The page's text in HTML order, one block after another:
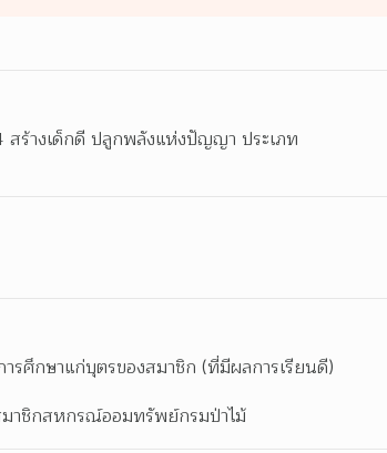
สร้างเด็กดี ปลูกพลังแห่งปัญญา ประเภท
ศึกษาแก่บุตรของสมาชิก (ที่มีผลการเรียนดี)
มาชิกสหกรณ์ออมทรัพย์กรมป่าไม้